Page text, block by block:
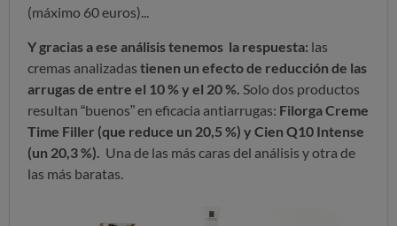
(máximo 60 euros)...
Y gracias a ese análisis tenemos la respuesta: las
cremas analizadas tienen un efecto de reducción de las
arrugas de entre el 10% y el 20%. Solo dos productos
resultan “buenos” en eficacia antiarrugas: Filorga Creme
Time Filler (que reduce un 20,5%) y Cien Q10 Intense
(un 20,3%). Una de las más caras del análisis y otra de
las más baratas.